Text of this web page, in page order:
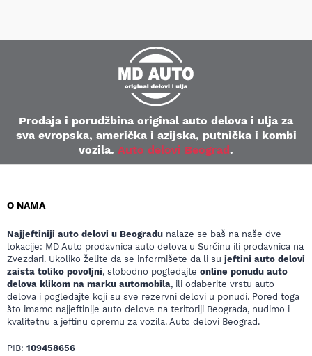
Prodaja i porudžbina original auto delova i ulja za
sva evropska, američka i azijska, putnička i kombi
vozila. Auto delovi Beograd.
O NAMA
Najjeftiniji auto delovi u Beogradu nalaze se baš na naše dve
lokacije: MD Auto prodavnica auto delova u Surčinu ili prodavnica na
Zvezdari. Ukoliko želite da se informišete da li su jeftini auto delovi
zaista toliko povoljni, slobodno pogledajte online ponudu auto
delova klikom na marku automobila, ili odaberite vrstu auto
delova i pogledajte koji su sve rezervni delovi u ponudi. Pored toga
što imamo najjeftinije auto delove na teritoriji Beograda, nudimo i
kvalitetnu a jeftinu opremu za vozila. Auto delovi Beograd.
PIB: 109458656